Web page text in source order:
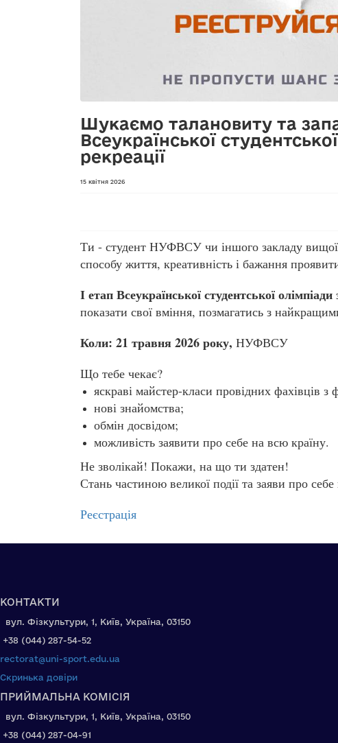
Шукаємо талановиту та
Всеукраїнської
рекреації
15 квітня 2026
Ти - студент НУФВСУ чи іншого закладу вищої
способу життя, креативність і бажання
І етап Всеукраїнської студентської
показати свої вміння, позмагатись з
Коли: 21 травня 2026 року, НУФВСУ
Що тебе чекає?
яскраві майстер-класи провідних фахівців з
нові знайомства;
обмін досвідом;
можливість заявити про себе на всю країну.
Не зволікай! Покажи, на що ти здатен!
Стань частиною великої події та заяви про
Реєстрація
КОНТАКТИ
вул. Фізкультури, 1, Київ, Україна, 03150
+38 (044) 287-54-52
rectorat@uni-sport.edu.ua
Скринька довіри
ПРИЙМАЛЬНА КОМІСІЯ
вул. Фізкультури, 1, Київ, Україна, 03150
+38 (044) 287-04-91